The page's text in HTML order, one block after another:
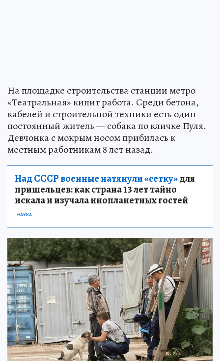
На площадке строительства станции метро
«Театральная» кипит работа. Среди бетона,
кабелей и строительной техники есть один
постоянный житель — собака по кличке Пуля.
Девчонка с мокрым носом прибилась к
местным работникам 8 лет назад.
Над СССР военные натянули «сетку»для
пришельцев: как страна 13 лет тайно
искала и изучала инопланетных гостей
НАУКА